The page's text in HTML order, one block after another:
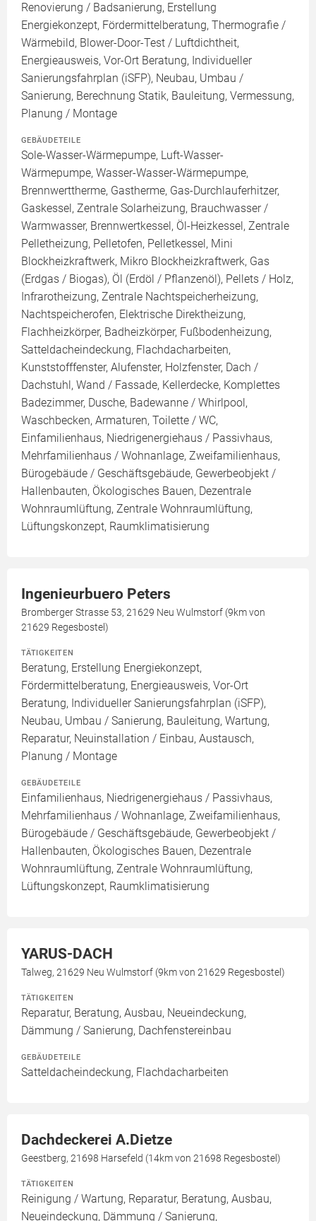
Renovierung / Badsanierung, Erstellung
Energiekonzept, Fördermittelberatung, Thermografie /
Wärmebild, Blower-Door-Test / Luftdichtheit,
Energieausweis, Vor-Ort Beratung, Individueller
Sanierungsfahrplan (iSFP), Neubau, Umbau /
Sanierung, Berechnung Statik, Bauleitung, Vermessung,
Planung / Montage
GEBÄUDETEILE
Sole-Wasser-Wärmepumpe, Luft-Wasser-
Wärmepumpe, Wasser-Wasser-Wärmepumpe,
Brennwerttherme, Gastherme, Gas-Durchlauferhitzer,
Gaskessel, Zentrale Solarheizung, Brauchwasser /
Warmwasser, Brennwertkessel, Öl-Heizkessel, Zentrale
Pelletheizung, Pelletofen, Pelletkessel, Mini
Blockheizkraftwerk, Mikro Blockheizkraftwerk, Gas
(Erdgas / Biogas), Öl (Erdöl / Pflanzenöl), Pellets / Holz,
Infrarotheizung, Zentrale Nachtspeicherheizung,
Nachtspeicherofen, Elektrische Direktheizung,
Flachheizkörper, Badheizkörper, Fußbodenheizung,
Satteldacheindeckung, Flachdacharbeiten,
Kunststofffenster, Alufenster, Holzfenster, Dach /
Dachstuhl, Wand / Fassade, Kellerdecke, Komplettes
Badezimmer, Dusche, Badewanne / Whirlpool,
Waschbecken, Armaturen, Toilette / WC,
Einfamilienhaus, Niedrigenergiehaus / Passivhaus,
Mehrfamilienhaus / Wohnanlage, Zweifamilienhaus,
Bürogebäude / Geschäftsgebäude, Gewerbeobjekt /
Hallenbauten, Ökologisches Bauen, Dezentrale
Wohnraumlüftung, Zentrale Wohnraumlüftung,
Lüftungskonzept, Raumklimatisierung
Ingenieurbuero Peters
Bromberger Strasse 53, 21629 Neu Wulmstorf (9km von
21629 Regesbostel)
TÄTIGKEITEN
Beratung, Erstellung Energiekonzept,
Fördermittelberatung, Energieausweis, Vor-Ort
Beratung, Individueller Sanierungsfahrplan (iSFP),
Neubau, Umbau / Sanierung, Bauleitung, Wartung,
Reparatur, Neuinstallation / Einbau, Austausch,
Planung / Montage
GEBÄUDETEILE
Einfamilienhaus, Niedrigenergiehaus / Passivhaus,
Mehrfamilienhaus / Wohnanlage, Zweifamilienhaus,
Bürogebäude / Geschäftsgebäude, Gewerbeobjekt /
Hallenbauten, Ökologisches Bauen, Dezentrale
Wohnraumlüftung, Zentrale Wohnraumlüftung,
Lüftungskonzept, Raumklimatisierung
YARUS-DACH
Talweg, 21629 Neu Wulmstorf (9km von 21629 Regesbostel)
TÄTIGKEITEN
Reparatur, Beratung, Ausbau, Neueindeckung,
Dämmung / Sanierung, Dachfenstereinbau
GEBÄUDETEILE
Satteldacheindeckung, Flachdacharbeiten
Dachdeckerei A.Dietze
Geestberg, 21698 Harsefeld (14km von 21698 Regesbostel)
TÄTIGKEITEN
Reinigung / Wartung, Reparatur, Beratung, Ausbau,
Neueindeckung, Dämmung / Sanierung,